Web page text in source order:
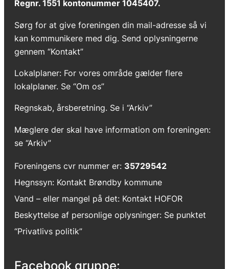
Regnr. 1551 kontonummer 1045407.
Sørg for at give foreningen din mail-adresse så vi
kan kommunikere med dig. Send oplysningerne
gennem “Kontakt”
Lokalplaner: For vores område gælder flere
lokalplaner. Se “Om os”
Regnskab, årsberetning. Se i “Arkiv”
Mæglere der skal have information om foreningen:
se “Arkiv”
Foreningens cvr nummer er: 35729542
Hegnssyn: Kontakt Brøndby kommune
Vand – eller mangel på det: Kontakt HOFOR
Beskyttelse af personlige oplysninger: Se punktet
“Privatlivs politik”
Facebook gruppe: